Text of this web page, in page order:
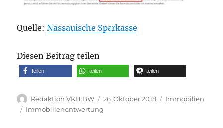
Quelle:Nassauische Sparkasse
Diesen Beitrag teilen
teilen teilen teilen
Autor
Redaktion VKH BW
Veröffentlicht
am
26. Oktober 2018 Kategorien
Immobilien
Schlagwörter
Immobilienentwertung